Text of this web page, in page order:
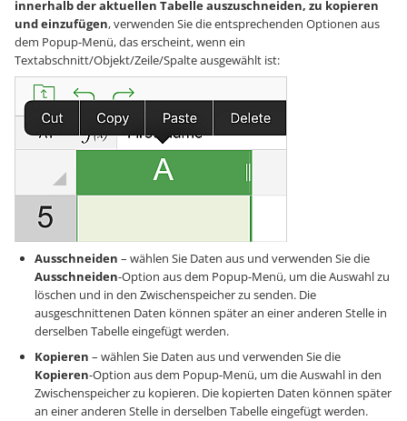
innerhalb der aktuellen Tabelle auszuschneiden, zu kopieren
und einzufügen, verwenden Sie die entsprechenden Optionen aus
dem Popup-Menü, das erscheint, wenn ein
Textabschnitt/Objekt/Zeile/Spalte ausgewählt ist:
Ausschneiden – wählen Sie Daten aus und verwenden Sie die
Ausschneiden-Option aus dem Popup-Menü, um die Auswahl zu
löschen und in den Zwischenspeicher zu senden. Die
ausgeschnittenen Daten können später an einer anderen Stelle in
derselben Tabelle eingefügt werden.
Kopieren – wählen Sie Daten aus und verwenden Sie die
Kopieren-Option aus dem Popup-Menü, um die Auswahl in den
Zwischenspeicher zu kopieren. Die kopierten Daten können später
an einer anderen Stelle in derselben Tabelle eingefügt werden.